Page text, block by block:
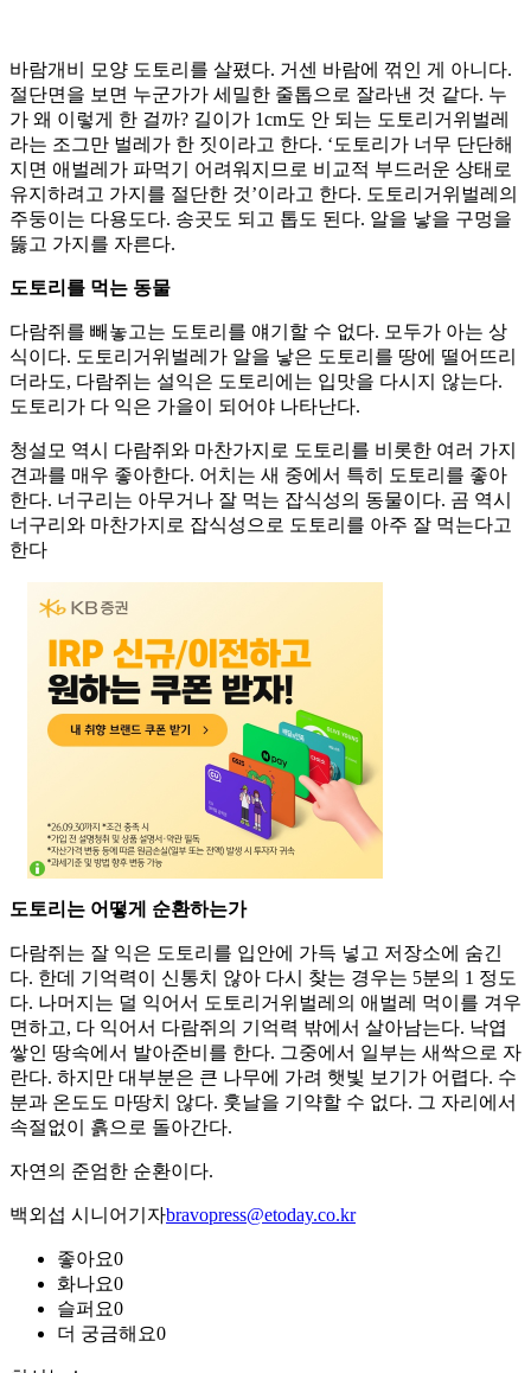
바람개비 모양 도토리를 살폈다. 거센 바람에 꺾인 게 아니다.
절단면을 보면 누군가가 세밀한 줄톱으로 잘라낸 것 같다. 누
가 왜 이렇게 한 걸까? 길이가 1cm도 안 되는 도토리거위벌레
라는 조그만 벌레가 한 짓이라고 한다. ‘도토리가 너무 단단해
지면 애벌레가 파먹기 어려워지므로 비교적 부드러운 상태로
유지하려고 가지를 절단한 것’이라고 한다. 도토리거위벌레의
주둥이는 다용도다. 송곳도 되고 톱도 된다. 알을 낳을 구멍을
뚫고 가지를 자른다.
도토리를 먹는 동물
다람쥐를 빼놓고는 도토리를 얘기할 수 없다. 모두가 아는 상
식이다. 도토리거위벌레가 알을 낳은 도토리를 땅에 떨어뜨리
더라도, 다람쥐는 설익은 도토리에는 입맛을 다시지 않는다.
도토리가 다 익은 가을이 되어야 나타난다.
청설모 역시 다람쥐와 마찬가지로 도토리를 비롯한 여러 가지
견과를 매우 좋아한다. 어치는 새 중에서 특히 도토리를 좋아
한다. 너구리는 아무거나 잘 먹는 잡식성의 동물이다. 곰 역시
너구리와 마찬가지로 잡식성으로 도토리를 아주 잘 먹는다고
한다
도토리는 어떻게 순환하는가
다람쥐는 잘 익은 도토리를 입안에 가득 넣고 저장소에 숨긴
다. 한데 기억력이 신통치 않아 다시 찾는 경우는 5분의 1 정도
다. 나머지는 덜 익어서 도토리거위벌레의 애벌레 먹이를 겨우
면하고, 다 익어서 다람쥐의 기억력 밖에서 살아남는다. 낙엽
쌓인 땅속에서 발아준비를 한다. 그중에서 일부는 새싹으로 자
란다. 하지만 대부분은 큰 나무에 가려 햇빛 보기가 어렵다. 수
분과 온도도 마땅치 않다. 훗날을 기약할 수 없다. 그 자리에서
속절없이 흙으로 돌아간다.
자연의 준엄한 순환이다.
백외섭 시니어기자bravopress@etoday.co.kr
좋아요0
화나요0
슬퍼요0
더 궁금해요0